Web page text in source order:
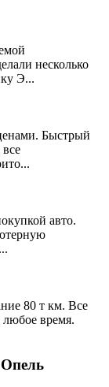
несколько
Э...
Быстрый
авто.
80 т км. Все
любое время.